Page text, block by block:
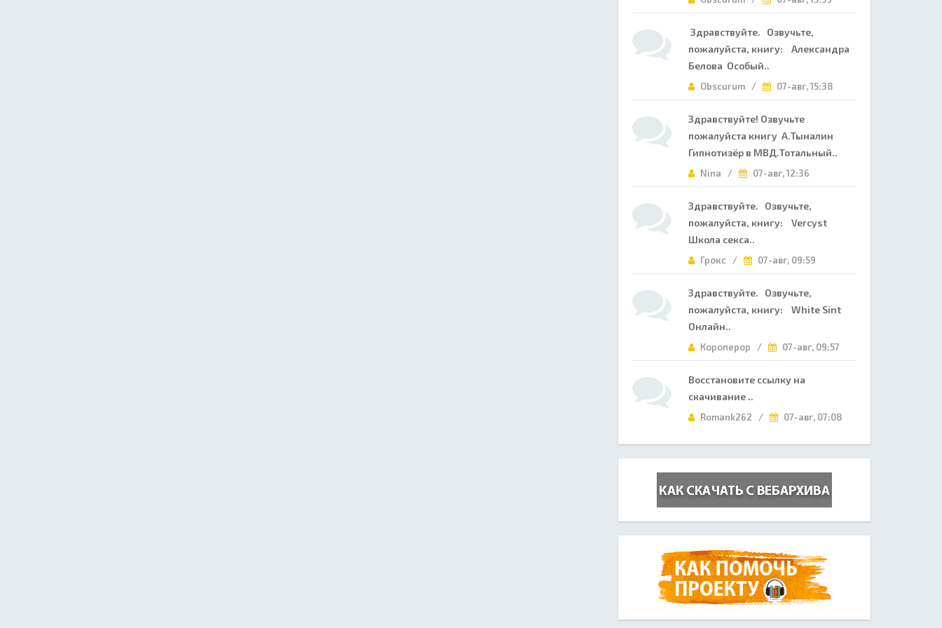
Здравствуйте. Озвучьте,
пожалуйста, книгу: Александра
Белова Особый..
Obscurum / 07-авг, 15:38
Здравствуйте! Озвучьте
пожалуйста книгу А.Тыналин
Гипнотизёр в МВД.Тотальный..
Nina / 07-авг, 12:36
Здравствуйте. Озвучьте,
пожалуйста, книгу: Vercyst
Школа секса..
Грокс / 07-авг, 09:59
Здравствуйте. Озвучьте,
пожалуйста, книгу: White Sint
Онлайн..
Короперор / 07-авг, 09:57
Восстановите ссылку на
скачивание ..
Romank262 / 07-авг, 07:08